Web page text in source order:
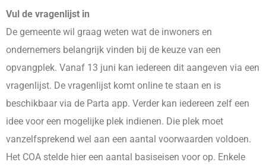
Vul de vragenlijst in
De gemeente wil graag weten wat de inwoners en
ondernemers belangrijk vinden bij de keuze van een
opvangplek. Vanaf 13 juni kan iedereen dit aangeven via een
vragenlijst. De vragenlijst komt online te staan en is
beschikbaar via de Parta app. Verder kan iedereen zelf een
idee voor een mogelijke plek indienen. Die plek moet
vanzelfsprekend wel aan een aantal voorwaarden voldoen.
Het COA stelde hier een aantal basiseisen voor op. Enkele